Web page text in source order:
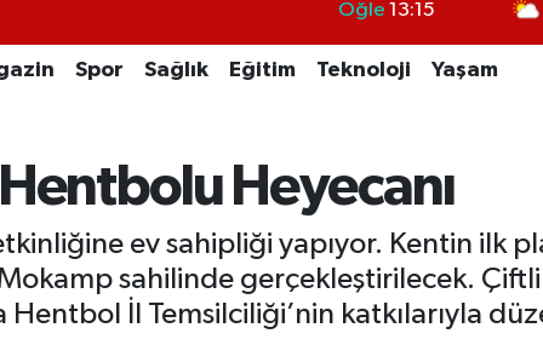
Öğle 13:15
Spor Sağlık Eğitim Teknoloji Yaşam
Heyecanı
ev sahipliği yapıyor. Kentin ilk
sahilinde gerçekleştirilecek.
İl Temsilciliği’nin katkılarıyla